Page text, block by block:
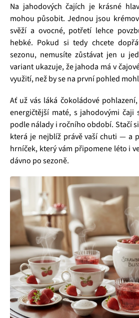
Na jahodových čajích je krásné
mohou působit. Jednou jsou
svěží a ovocné, potřetí lehce
hebké. Pokud si tedy chcete
sezonu, nemusíte zůstávat jen u
variant ukazuje, že jahoda má v
využití, než by se na první pohled
Ať už vás láká čokoládové
energičtější maté, s jahodovými čaji
podle nálady i ročního období. Stačí
která je nejblíž právě vaší chuti — a
hrníček, který vám připomene léto i
dávno po sezoně.